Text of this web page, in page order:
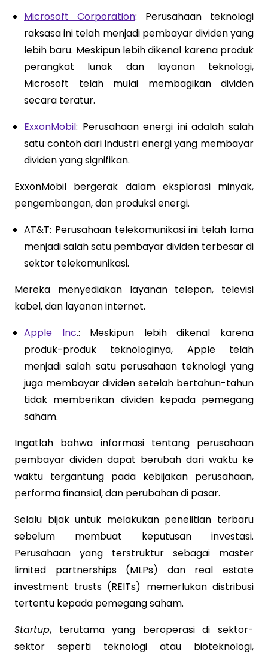
Microsoft Corporation: Perusahaan teknologi
raksasa ini telah menjadi pembayar dividen yang
lebih baru. Meskipun lebih dikenal karena produk
perangkat lunak dan layanan teknologi,
Microsoft telah mulai membagikan dividen
secara teratur.
ExxonMobil: Perusahaan energi ini adalah salah
satu contoh dari industri energi yang membayar
dividen yang signifikan.
ExxonMobil bergerak dalam eksplorasi minyak,
pengembangan, dan produksi energi.
AT&T: Perusahaan telekomunikasi ini telah lama
menjadi salah satu pembayar dividen terbesar di
sektor telekomunikasi.
Mereka menyediakan layanan telepon, televisi
kabel, dan layanan internet.
Apple Inc.: Meskipun lebih dikenal karena
produk-produk teknologinya, Apple telah
menjadi salah satu perusahaan teknologi yang
juga membayar dividen setelah bertahun-tahun
tidak memberikan dividen kepada pemegang
saham.
Ingatlah bahwa informasi tentang perusahaan
pembayar dividen dapat berubah dari waktu ke
waktu tergantung pada kebijakan perusahaan,
performa finansial, dan perubahan di pasar.
Selalu bijak untuk melakukan penelitian terbaru
sebelum membuat keputusan investasi.
Perusahaan yang terstruktur sebagai master
limited partnerships (MLPs) dan real estate
investment trusts (REITs) memerlukan distribusi
tertentu kepada pemegang saham.
Startup, terutama yang beroperasi di sektor-
sektor seperti teknologi atau bioteknologi,